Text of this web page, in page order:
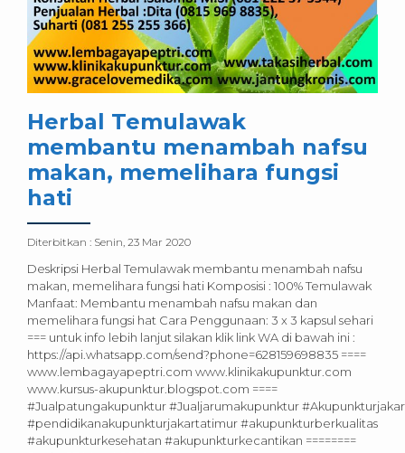
Herbal Temulawak
membantu menambah nafsu
makan, memelihara fungsi
hati
Diterbitkan : Senin, 23 Mar 2020
Deskripsi Herbal Temulawak membantu menambah nafsu
makan, memelihara fungsi hati Komposisi : 100% Temulawak
Manfaat: Membantu menambah nafsu makan dan
memelihara fungsi hat Cara Penggunaan: 3 x 3 kapsul sehari
=== untuk info lebih lanjut silakan klik link WA di bawah ini :
https://api.whatsapp.com/send?phone=628159698835 ====
www.lembagayapeptri.com www.klinikakupunktur.com
www.kursus-akupunktur.blogspot.com ====
#Jualpatungakupunktur #Jualjarumakupunktur
#pendidikanakupunkturjakartatimur #akupunkturberkualitas
#akupunkturkesehatan #akupunkturkecantikan ========